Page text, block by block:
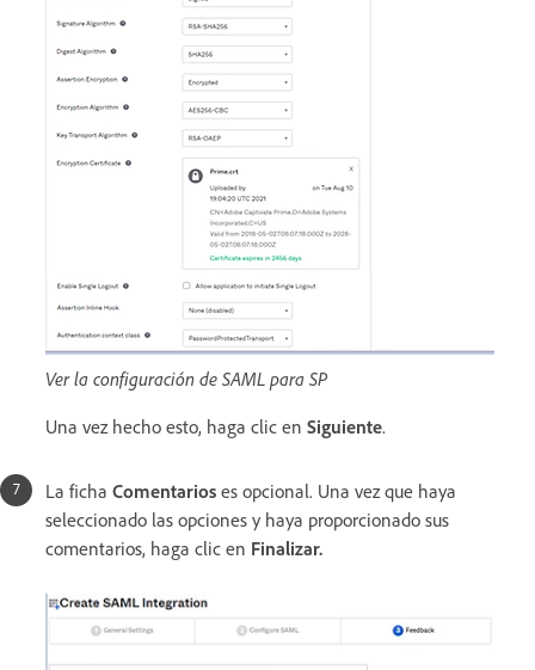
Ver la configuración de SAML para SP
Una vez hecho esto, haga clic en Siguiente.
La ficha Comentarios es opcional. Una vez que haya
seleccionado las opciones y haya proporcionado sus
comentarios, haga clic en Finalizar.